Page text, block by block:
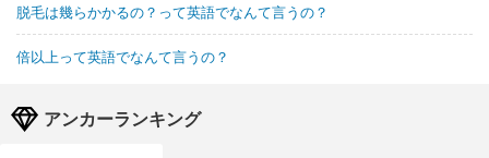
脱毛は幾らかかるの？って英語でなんて言うの？
倍以上って英語でなんて言うの？
アンカーランキング